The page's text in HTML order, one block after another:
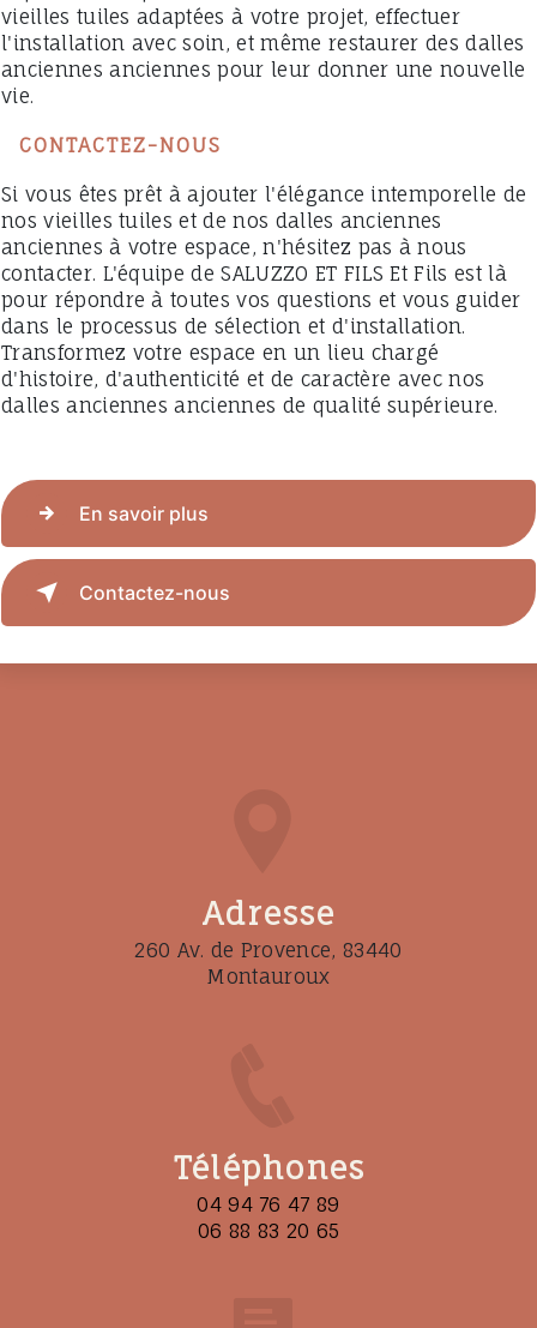
vieilles tuiles adaptées à votre projet, effectuer
l'installation avec soin, et même restaurer des dalles
anciennes anciennes pour leur donner une nouvelle
vie.
CONTACTEZ-NOUS
Si vous êtes prêt à ajouter l'élégance intemporelle de
nos vieilles tuiles et de nos dalles anciennes
anciennes à votre espace, n'hésitez pas à nous
contacter. L'équipe de SALUZZO ET FILS Et Fils est là
pour répondre à toutes vos questions et vous guider
dans le processus de sélection et d'installation.
Transformez votre espace en un lieu chargé
d'histoire, d'authenticité et de caractère avec nos
dalles anciennes anciennes de qualité supérieure.
En savoir plus
Contactez-nous
Adresse
260 Av. de Provence, 83440
Montauroux
Téléphones
04 94 76 47 89
06 88 83 20 65